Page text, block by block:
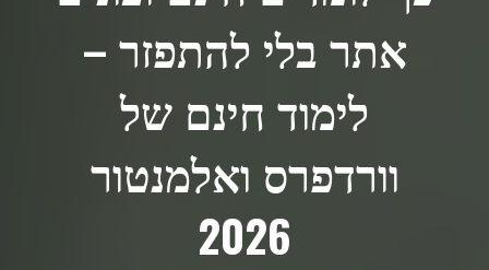
אתר בלי להתפזר –
לימוד חינם של
וורדפרס ואלמנטור
2026